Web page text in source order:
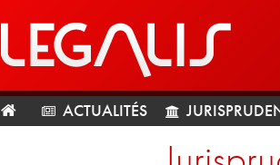
ACTUALITÉS